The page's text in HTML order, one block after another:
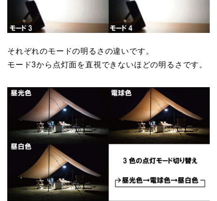
それぞれのモードの明るさの違いです。
モード3から点灯面を直視できないほどの明るさです。